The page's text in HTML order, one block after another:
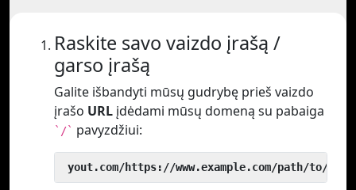
Raskite savo vaizdo įrašą /
garso įrašą
Galite išbandyti mūsų gudrybę prieš vaizdo
įrašo URL įdėdami mūsų domeną su pabaiga
`/` pavyzdžiui:
yout.com/https://www.example.com/path/to/